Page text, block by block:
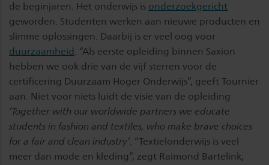
de beginjaren. Het onderwijs is onderzoekgericht
geworden. Studenten werken aan nieuwe producten en
slimme oplossingen. Daarbij is er veel oog voor
duurzaamheid. “Als eerste opleiding binnen Saxion
hebben we ook drie van de vijf sterren voor de
certificering Duurzaam Hoger Onderwijs”, geeft Tournier
aan. Niet voor niets luidt de visie van de opleiding
‘Together with our worldwide partners we educate
students in fashion and textiles, who make brave choices
for a fair and clean industry’. “Textielonderwijs is veel
meer dan mode en kleding”, zegt Raimond Bartelink,